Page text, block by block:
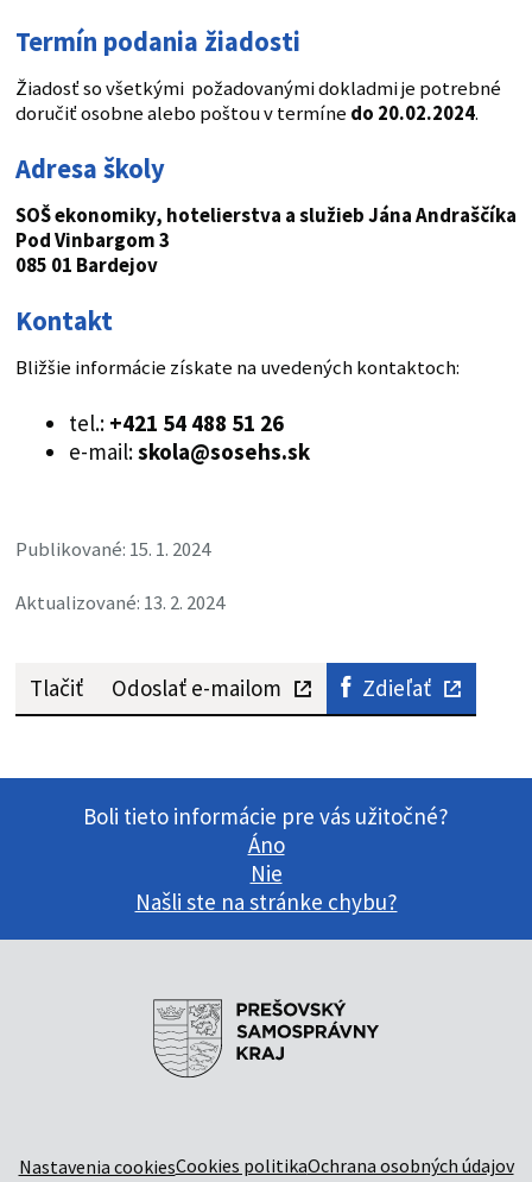
Termín podania žiadosti
Žiadosť so všetkými požadovanými dokladmi je potrebné
doručiť osobne alebo poštou v termíne do 20.02.2024.
Adresa školy
SOŠ ekonomiky, hotelierstva a služieb Jána Andraščíka
Pod Vinbargom 3
085 01 Bardejov
Kontakt
Bližšie informácie získate na uvedených kontaktoch:
tel.: +421 54 488 51 26
e-mail:skola@sosehs.sk
Publikované: 15. 1. 2024
Aktualizované: 13. 2. 2024
Tlačiť Odoslať e-mailom Zdieľať
Boli tieto informácie pre vás užitočné?
Áno
Nie
Našli ste na stránke chybu?
Nastavenia cookiesCookies politikaOchrana osobných údajov